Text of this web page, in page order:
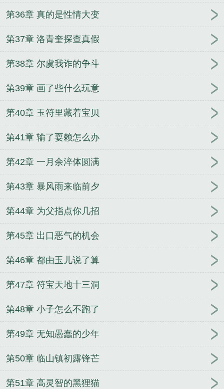
第36章 真的是性情大变
第37章 洛青奎探查真假
第38章 尔虞我诈的争斗
第39章 画了些什么玩意
第40章 玉符里藏着宝贝
第41章 输了耍赖怎么办
第42章 一月余淬体圆满
第43章 暴风雨来临前夕
第44章 为父指点你几招
第45章 出口恶气的机会
第46章 都由玉儿说了算
第47章 符宝天地十三洞
第48章 小子怎么不跑了
第49章 无知愚蠢的少年
第50章 临山镇初露锋芒
第51章 高灵智的黑狸猫